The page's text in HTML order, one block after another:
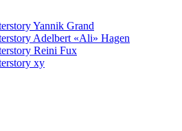
Yannik Grand
Adelbert «Ali» Hagen
Reini Fux
xy